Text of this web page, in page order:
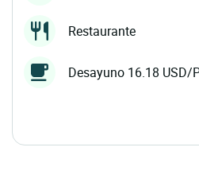
Restaurante
Desayuno 16.18 USD/